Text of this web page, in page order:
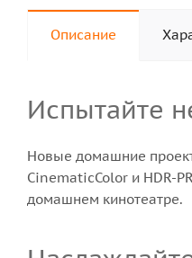
Описание
Новые домашние
CinematicColor и HDR-
домашнем кинотеатре.